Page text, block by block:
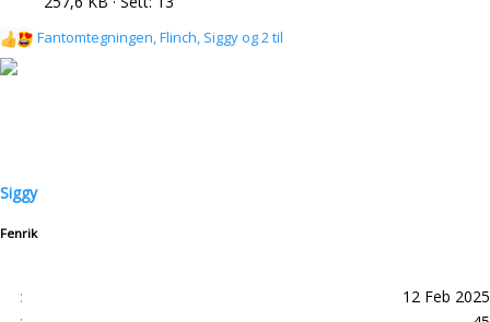
R
e
n
e
:
Fantomtegningen Flinch Siggyog 2 til
Siggy
Fenrik
12 Feb 2025